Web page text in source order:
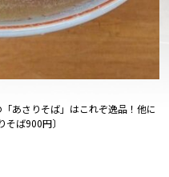
あさりそば」はこれぞ逸品！他に
ば900円〕